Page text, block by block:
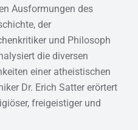
Ausformungen des
der
und Philosoph
die diversen
einer atheistischen
Dr. Erich Satter erörtert
freigeistiger und